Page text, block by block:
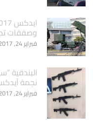
وصفقات تجاوزت 19.3
فبراير 24, 2017
البندقية
نجمة آيدكس
فبراير 24, 2017